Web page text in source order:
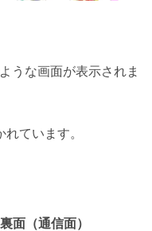
うな画面が表示されま
ています。
面（通信面）